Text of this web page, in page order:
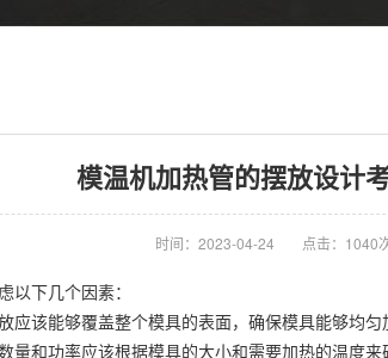
模温机加热管的摆放设计
时间：2023-04-24 点击：1040
下几个因素：
该能够覆盖整个模具的表面，确保模具能够均匀
和功率应该根据模具的大小和需要加热的温度来